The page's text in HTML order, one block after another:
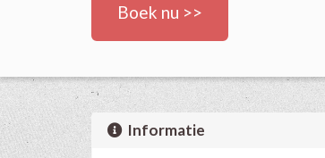
Boek nu >>
Informatie